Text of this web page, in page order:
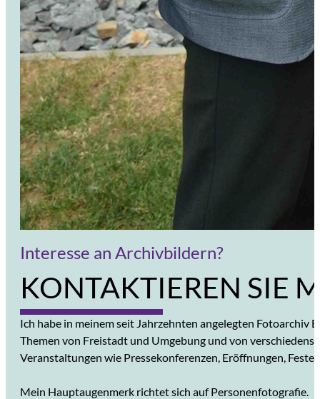
Interesse an Archivbildern?
KONTAKTIEREN SIE
Ich habe in meinem seit Jahrzehnten angelegten Fotoarchiv
Themen von Freistadt und Umgebung und von
Veranstaltungen wie Pressekonferenzen, Eröffnungen,
Mein Hauptaugenmerk richtet sich auf Personenfotografie.